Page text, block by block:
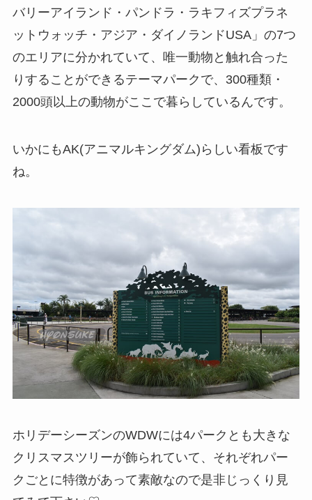
バリーアイランド・パンドラ・ラキフィズプラネ
ットウォッチ・アジア・ダイノランドUSA」の7つ
のエリアに分かれていて、唯一動物と触れ合った
りすることができるテーマパークで、 300種類・
2000頭以上の動物がここで暮らしているんです。
いかにもAK(アニマルキングダム)らしい看板です
ね。
ホリデーシーズンのWDWには4パークとも大きな
クリスマスツリーが飾られていて、それぞれパー
クごとに特徴があって素敵なので是非じっくり見